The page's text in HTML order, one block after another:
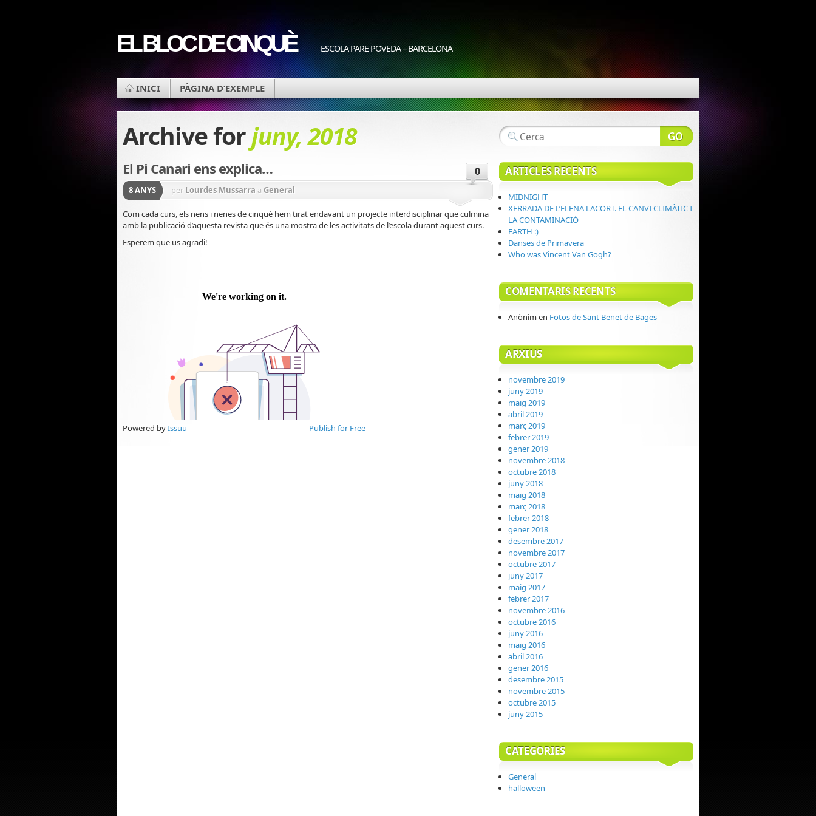
EL BLOC DE CINQUÈ ESCOLA PARE POVEDA – BARCELONA
INICI PÀGINA D’EXEMPLE
Archive forjuny, 2018
El Pi Canari ens explica… 0
8 ANYS per Lourdes Mussarra a General
Com cada curs, els nens i nenes de cinquè hem tirat endavant un projecte interdisciplinar que culmina
amb la publicació d’aquesta revista que és una mostra de les activitats de l’escola durant aquest curs.
Esperem que us agradi!
Powered byIssuu Publish for Free
ARTICLES RECENTS
MIDNIGHT
XERRADA DE L’ELENA LACORT. EL CANVI CLIMÀTIC I
LA CONTAMINACIÓ
EARTH :)
Danses de Primavera
Who was Vincent Van Gogh?
COMENTARIS RECENTS
Anònim en Fotos de Sant Benet de Bages
ARXIUS
novembre 2019
juny 2019
maig 2019
abril 2019
març 2019
febrer 2019
gener 2019
novembre 2018
octubre 2018
juny 2018
maig 2018
març 2018
febrer 2018
gener 2018
desembre 2017
novembre 2017
octubre 2017
juny 2017
maig 2017
febrer 2017
novembre 2016
octubre 2016
juny 2016
maig 2016
abril 2016
gener 2016
desembre 2015
novembre 2015
octubre 2015
juny 2015
CATEGORIES
General
halloween